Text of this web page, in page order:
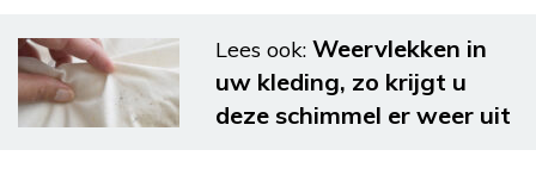
Lees ook: Weervlekken in
uw kleding, zo krijgt u
deze schimmel er weer uit